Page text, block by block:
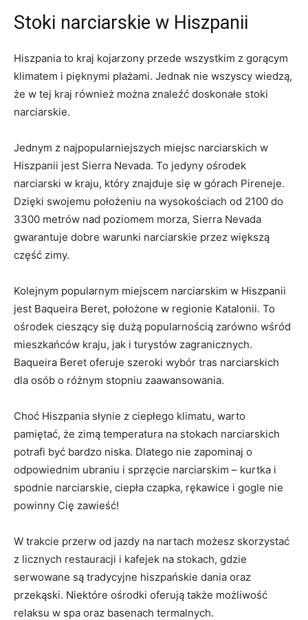
Stoki⁢ narciarskie w Hiszpanii
Hiszpania to kraj kojarzony przede wszystkim z gorącym⁢
klimatem i‍ pięknymi⁣ plażami. Jednak nie wszyscy wiedzą,
że w tej kraj również można​ znaleźć ‌doskonałe stoki
narciarskie.
Jednym z najpopularniejszych miejsc narciarskich w
Hiszpanii jest Sierra Nevada. ⁣To jedyny ośrodek
narciarski w kraju, który znajduje się ⁣w górach⁢ Pireneje.
Dzięki swojemu położeniu na ⁣wysokościach od 2100 do
3300 metrów nad poziomem‌ morza,⁣ Sierra Nevada
gwarantuje dobre warunki ⁣narciarskie przez większą
część zimy.
Kolejnym ‍popularnym miejscem narciarskim​ w Hiszpanii
‌jest Baqueira Beret,‍ położone w regionie Katalonii. To​
ośrodek cieszący ⁤się dużą popularnością zarówno wśród
mieszkańców kraju, jak i turystów zagranicznych.
Baqueira Beret oferuje szeroki wybór⁣ tras narciarskich‍
dla osób o różnym stopniu ​zaawansowania.
Choć‍ Hiszpania słynie z ciepłego klimatu, warto
pamiętać, że zimą temperatura na stokach narciarskich
⁢potrafi być ⁣bardzo niska. Dlatego nie zapominaj o
odpowiednim ubraniu ​i sprzęcie narciarskim – kurtka ​i
spodnie‍ narciarskie, ciepła czapka, rękawice i gogle nie
powinny Cię zawieść!
W trakcie przerw od jazdy na nartach możesz skorzystać‍
z licznych restauracji i‌ kafejek na stokach, gdzie
serwowane są tradycyjne hiszpańskie dania ​oraz
przekąski. Niektóre⁢ ośrodki oferują także możliwość
relaksu w spa oraz⁣ basenach termalnych.